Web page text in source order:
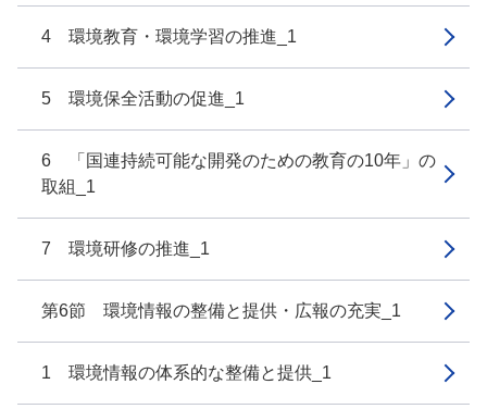
4 環境教育・環境学習の推進_1
5 環境保全活動の促進_1
6 「国連持続可能な開発のための教育の10年」の
取組_1
7 環境研修の推進_1
第6節 環境情報の整備と提供・広報の充実_1
1 環境情報の体系的な整備と提供_1